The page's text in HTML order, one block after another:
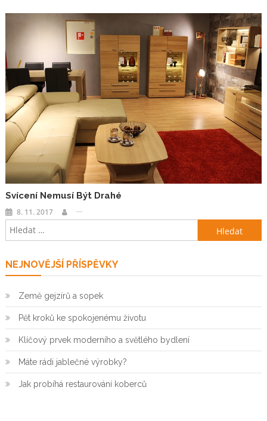
Svícení Nemusí Být Drahé
8. 11. 2017
Vyhledávání
NEJNOVĚJŠÍ PŘÍSPĚVKY
Země gejzírů a sopek
Pět kroků ke spokojenému životu
Klíčový prvek moderního a světlého bydlení
Máte rádi jablečné výrobky?
Jak probíhá restaurování koberců